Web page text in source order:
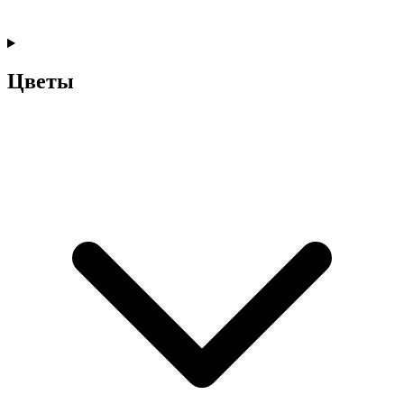
Цветы